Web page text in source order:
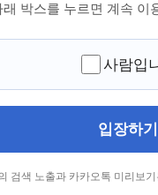
래 박스를 누르면 계속 이
사람입
입장하기
검색 노출과 카카오톡 미리보